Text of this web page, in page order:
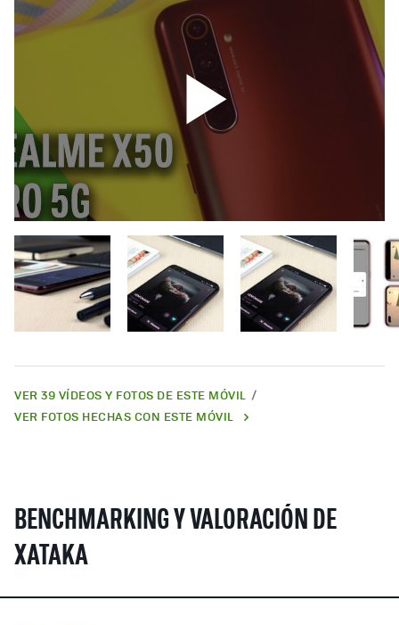
VER 39 VÍDEOS Y FOTOS DE ESTE MÓVIL
VER FOTOS HECHAS CON ESTE MÓVIL
BENCHMARKING Y VALORACIÓN DE
XATAKA